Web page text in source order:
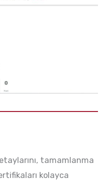
tamamlanma
kolayca